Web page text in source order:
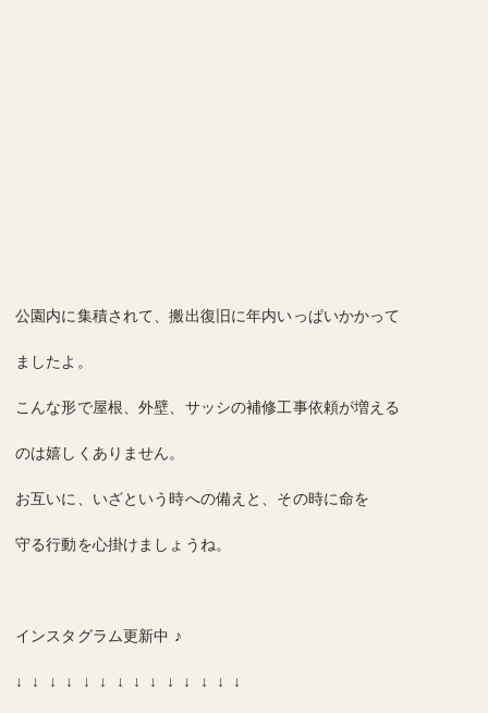
公園内に集積されて、搬出復旧に年内いっぱいかかって
ましたよ。
こんな形で屋根、外壁、サッシの補修工事依頼が増える
のは嬉しくありません。
お互いに、いざという時への備えと、その時に命を
守る行動を心掛けましょうね。
インスタグラム更新中 ♪
↓ ↓ ↓ ↓ ↓ ↓ ↓ ↓ ↓ ↓ ↓ ↓ ↓ ↓